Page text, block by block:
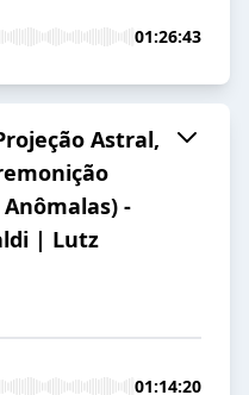
01:26:43
Astral,
-
| Lutz
01:14:20